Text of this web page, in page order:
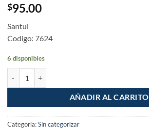
$95.00
Santul
Codigo: 7624
6 disponibles
AÑADIR AL CARRITO
Categoría:Sin categorizar